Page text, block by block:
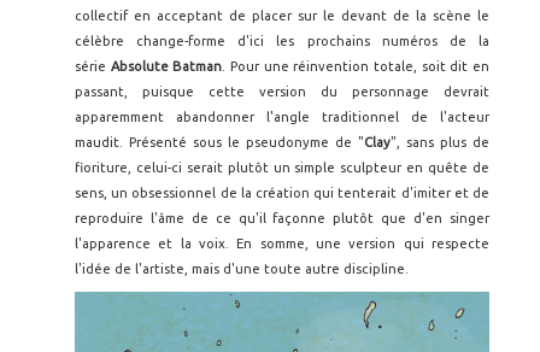
collectif en acceptant de placer sur le devant de la scène le
célèbre change-forme d'ici les prochains numéros de la
série Absolute Batman . Pour une réinvention totale, soit dit en
passant, puisque cette version du personnage devrait
apparemment abandonner l'angle traditionnel de l'acteur
maudit. Présenté sous le pseudonyme de "Clay", sans plus de
fioriture, celui-ci serait plutôt un simple sculpteur en quête de
sens, un obsessionnel de la création qui tenterait d'imiter et de
reproduire l'âme de ce qu'il façonne plutôt que d'en singer
l'apparence et la voix. En somme, une version qui respecte
l'idée de l'artiste, mais d'une toute autre discipline.